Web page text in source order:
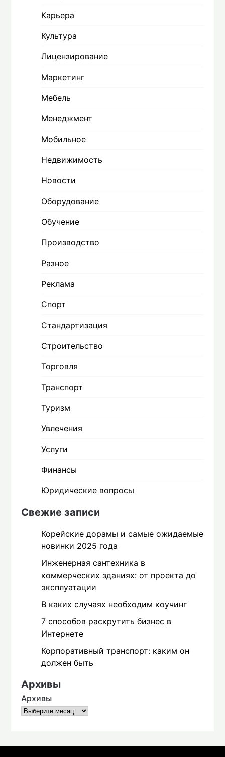
Карьера
Культура
Лицензирование
Маркетинг
Мебель
Менеджмент
Мобильное
Недвижимость
Новости
Оборудование
Обучение
Производство
Разное
Реклама
Спорт
Стандартизация
Строительство
Торговля
Транспорт
Туризм
Увлечения
Услуги
Финансы
Юридические вопросы
Свежие записи
Корейские дорамы и самые ожидаемые
новинки 2025 года
Инженерная сантехника в
коммерческих зданиях: от проекта до
эксплуатации
В каких случаях необходим коучинг
7 способов раскрутить бизнес в
Интернете
Корпоративный транспорт: каким он
должен быть
Архивы
Архивы